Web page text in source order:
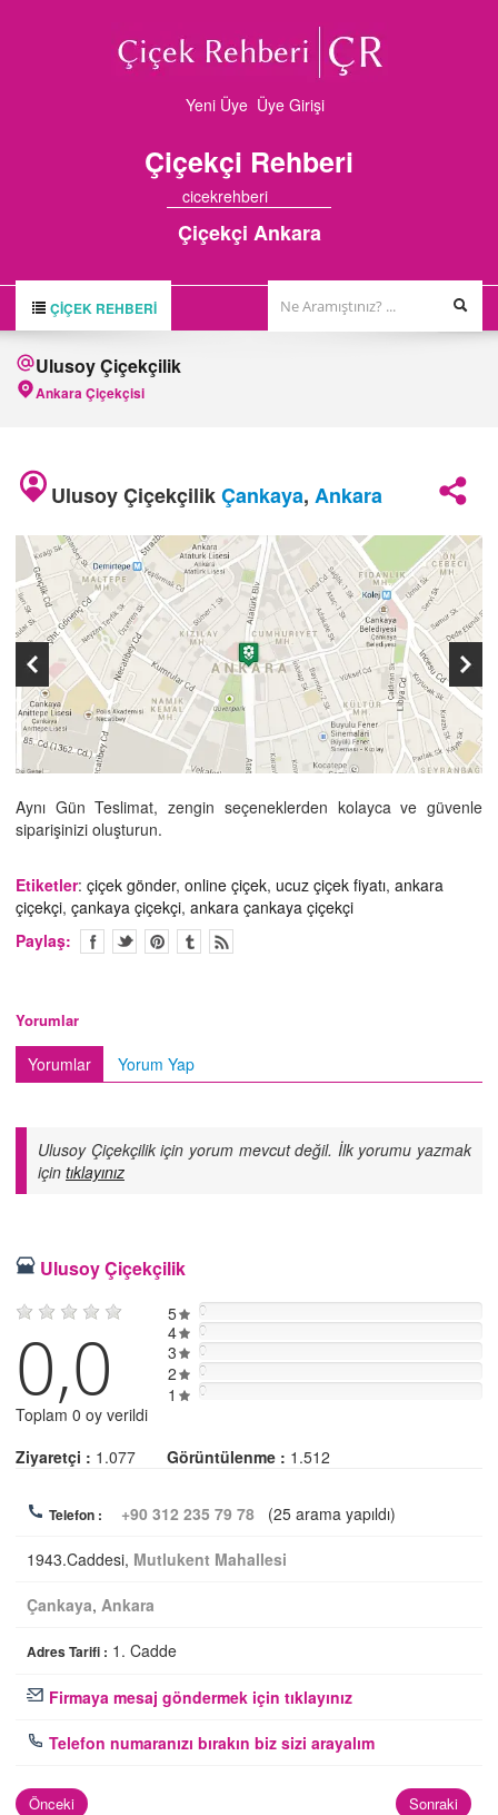
Yeni Üye Üye Girişi
Çiçekçi Rehberi
cicekrehberi
Çiçekçi Ankara
ÇIÇEK REHBERI
ÇİÇEKÇİLER
FİRMA BAŞVURUSU
Ulusoy Çiçekçilik
Ankara Çiçekçisi
Ulusoy ÇiçekçilikÇankaya, Ankara
Aynı Gün Teslimat, zengin seçeneklerden kolayca ve güvenle
siparişinizi oluşturun.
Etiketler: çiçek gönder, online çiçek, ucuz çiçek fiyatı, ankara
çiçekçi, çankaya çiçekçi, ankara çankaya çiçekçi
Paylaş:
Yorumlar
Yorumlar Yorum Yap
Ulusoy Çiçekçilik için yorum mevcut değil. İlk yorumu yazmak
için tıklayınız
Ulusoy Çiçekçilik
0,0
Toplam 0 oy verildi
5 0
4 0
3 0
2 0
1 0
Ziyaretçi : 1.077 Görüntülenme : 1.512
Telefon : +90 312 235 79 78 (25 arama yapıldı)
1943.Caddesi, Mutlukent Mahallesi
Çankaya, Ankara
Adres Tarifi : 1. Cadde
Firmaya mesaj göndermek için tıklayınız
Telefon numaranızı bırakın biz sizi arayalım
Önceki
Sonraki